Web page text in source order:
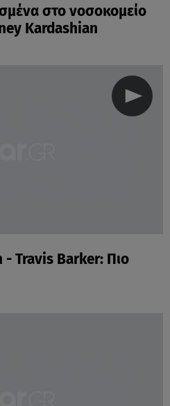
στο νοσοκομείο
Kardashian
Travis Barker: Πιο